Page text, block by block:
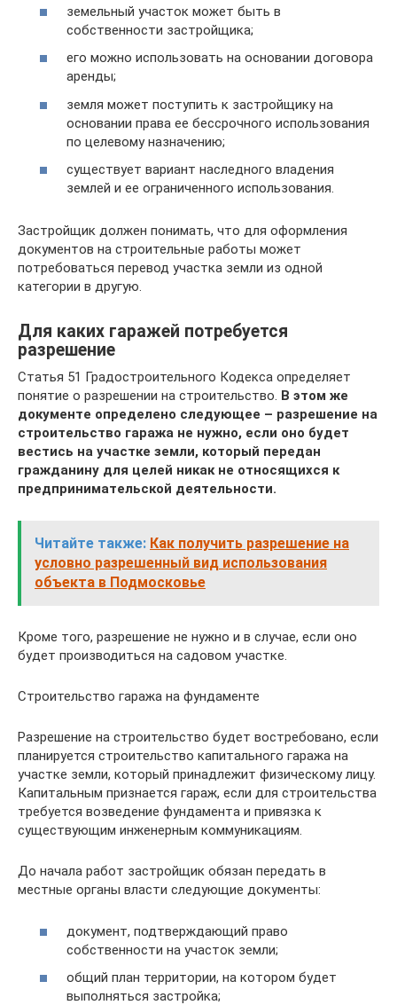
земельный участок может быть в
собственности застройщика;
его можно использовать на основании договора
аренды;
земля может поступить к застройщику на
основании права ее бессрочного использования
по целевому назначению;
существует вариант наследного владения
землей и ее ограниченного использования.
Застройщик должен понимать, что для оформления
документов на строительные работы может
потребоваться перевод участка земли из одной
категории в другую.
Для каких гаражей потребуется
разрешение
Статья 51 Градостроительного Кодекса определяет
понятие о разрешении на строительство. В этом же
документе определено следующее – разрешение на
строительство гаража не нужно, если оно будет
вестись на участке земли, который передан
гражданину для целей никак не относящихся к
предпринимательской деятельности.
Читайте также: Как получить разрешение на
условно разрешенный вид использования
объекта в Подмосковье
Кроме того, разрешение не нужно и в случае, если оно
будет производиться на садовом участке.
Строительство гаража на фундаменте
Разрешение на строительство будет востребовано, если
планируется строительство капитального гаража на
участке земли, который принадлежит физическому лицу.
Капитальным признается гараж, если для строительства
требуется возведение фундамента и привязка к
существующим инженерным коммуникациям.
До начала работ застройщик обязан передать в
местные органы власти следующие документы:
документ, подтверждающий право
собственности на участок земли;
общий план территории, на котором будет
выполняться застройка;